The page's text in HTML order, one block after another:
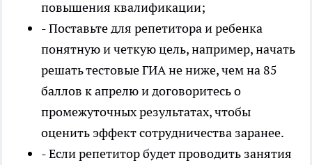
повышения квалификации;
- Поставьте для репетитора и ребенка
понятную и четкую цель, например, начать
решать тестовые ГИА не ниже, чем на 85
баллов к апрелю и договоритесь о
промежуточных результатах, чтобы
оценить эффект сотрудничества заранее.
- Если репетитор будет проводить занятия